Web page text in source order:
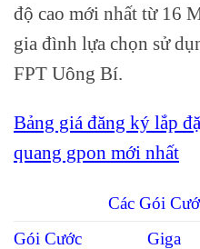
độ cao mới nhất từ 16
gia đình lựa chọn sử
FPT Uông Bí.
Bảng giá đăng ký lắp
quang gpon mới nhất
Các Gói
Gói Cước
Giga